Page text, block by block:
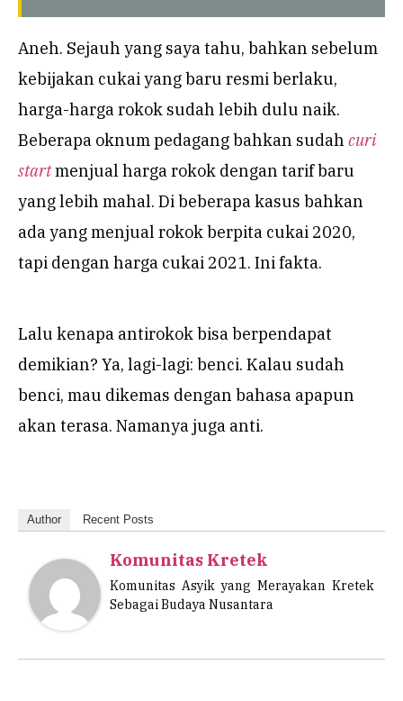
Aneh. Sejauh yang saya tahu, bahkan sebelum
kebijakan cukai yang baru resmi berlaku,
harga-harga rokok sudah lebih dulu naik.
Beberapa oknum pedagang bahkan sudah curi
startmenjual harga rokok dengan tarif baru
yang lebih mahal. Di beberapa kasus bahkan
ada yang menjual rokok berpita cukai 2020,
tapi dengan harga cukai 2021. Ini fakta.
Lalu kenapa antirokok bisa berpendapat
demikian? Ya, lagi-lagi: benci. Kalau sudah
benci, mau dikemas dengan bahasa apapun
akan terasa. Namanya juga anti.
Author Recent Posts
Komunitas Kretek
Komunitas Asyik yang Merayakan Kretek
Sebagai Budaya Nusantara